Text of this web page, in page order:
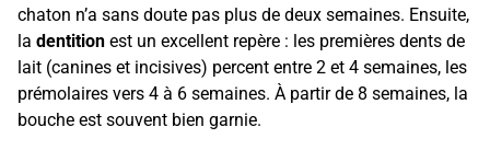
chaton n’a sans doute pas plus de deux semaines. Ensuite,
la dentition est un excellent repère : les premières dents de
lait (canines et incisives) percent entre 2 et 4 semaines, les
prémolaires vers 4 à 6 semaines. À partir de 8 semaines, la
bouche est souvent bien garnie.